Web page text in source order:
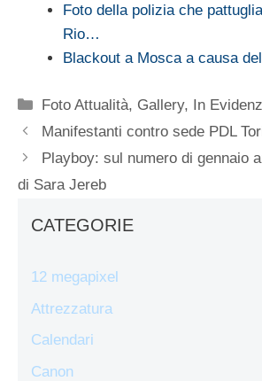
Foto della polizia che
Rio…
Blackout a Mosca a causa
Categorie
Foto Attualità, Gallery, In
Manifestanti contro sede PDL
Playboy: sul numero di gennaio
di Sara Jereb
CATEGORIE
12 megapixel
Attrezzatura
Calendari
Canon